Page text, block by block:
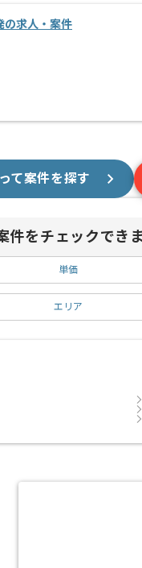
の求人・案件
て案件を探す
件をチェックでき
単価
エリア